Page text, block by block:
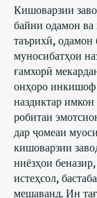
Кишоварзии
байни одамон ва
таърихӣ,
муносибатҳои
ғамхорӣ
онҳоро инкишоф
наздиктар
робитаи
дар ҷомеаи
кишоварзии
ниёзҳои
истеҳсол,
мешаванд. Ин